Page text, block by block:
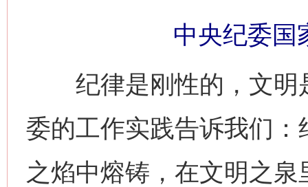
中央纪委国
纪律是刚性的，文明
委的工作实践告诉我们
之焰中熔铸，在文明之泉